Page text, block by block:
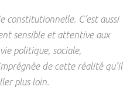
constitutionnelle. C’est aussi
sensible et attentive aux
politique, sociale,
de cette réalité qu’il
plus loin.